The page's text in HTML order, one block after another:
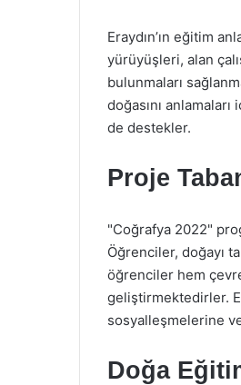
Eraydın’ın eğitim
yürüyüşleri, alan
bulunmaları
doğasını
de destekler.
Proje
"Coğrafya 2022"
Öğrenciler, doğayı
öğrenciler hem
geliştirmektedirler.
sosyalleşmelerine
Doğa